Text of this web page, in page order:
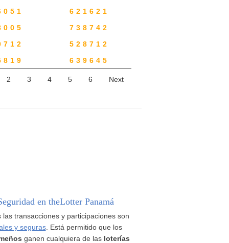
621621
738742
528712
639645
2 3 4 5 6 Next
en theLotter Panamá
las transacciones y participaciones son
y seguras. Está permitido que los
ganen cualquiera de las loterías